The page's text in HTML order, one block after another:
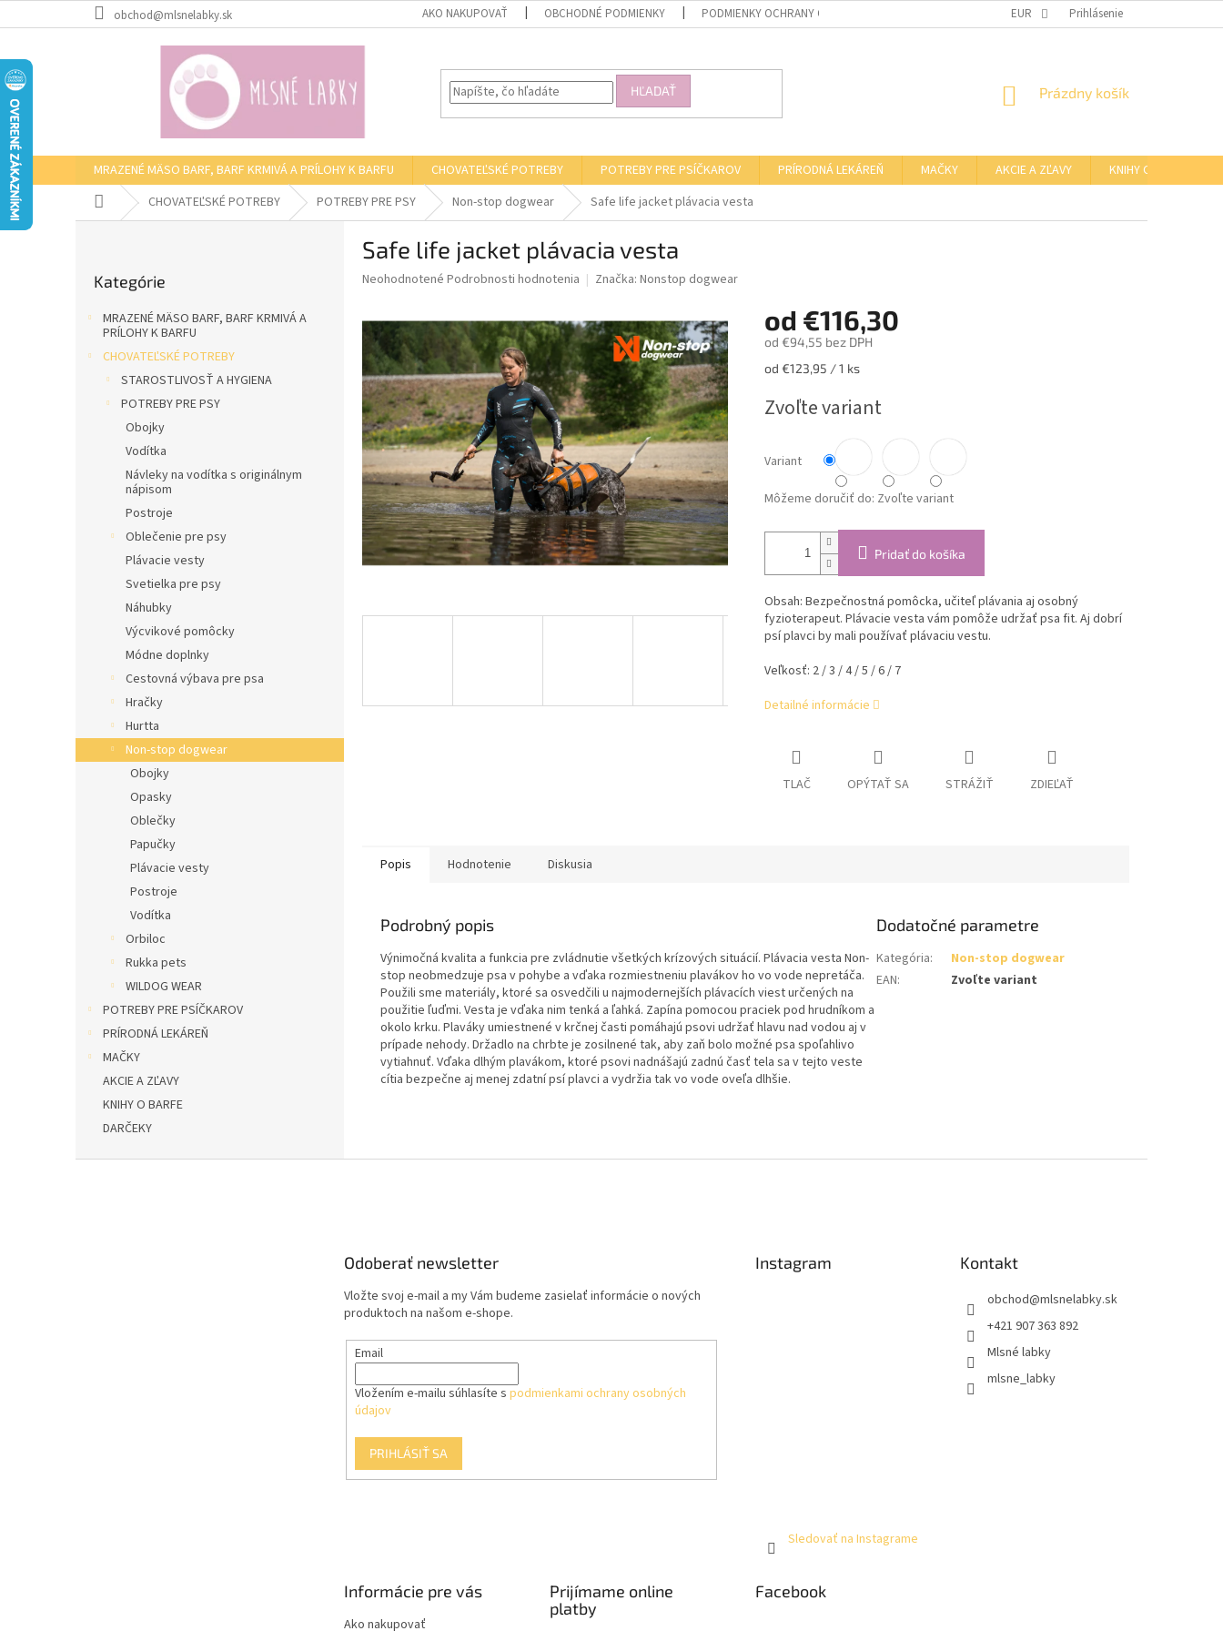
na
obchod@mlsnelabky.sk AKO NAKUPOVAŤ OBCHODNÉ PODMIENKY PODMIENKY OCHRANY OSOBNÝCH ÚDAJOV OTVÁRACIE HODINY KAMENNEJ PREDAJNE
EUR Prihlásenie
HĽADAŤ
NÁKUPNÝ
Prázdny košík
MRAZENÉ MÄSO BARF, BARF KRMIVÁ A PRÍLOHY K BARFU CHOVATEĽSKÉ POTREBY POTREBY PRE PSÍČKAROV PRÍRODNÁ LEKÁREŇ MAČKY AKCIE A ZĽAVY
KNIHY O BARFE
Domov CHOVATEĽSKÉ POTREBY POTREBY PRE PSY Non-stop dogwear Safe life jacket plávacia vesta
kategórie
Kategórie
MRAZENÉ MÄSO BARF, BARF KRMIVÁ A
PRÍLOHY K BARFU
CHOVATEĽSKÉ POTREBY
STAROSTLIVOSŤ A HYGIENA
POTREBY PRE PSY
Obojky
Vodítka
Návleky na vodítka s originálnym
nápisom
Postroje
Oblečenie pre psy
Plávacie vesty
Svetielka pre psy
Náhubky
Výcvikové pomôcky
Módne doplnky
Cestovná výbava pre psa
Hračky
Hurtta
Non-stop dogwear
Obojky
Opasky
Oblečky
Papučky
Plávacie vesty
Postroje
Vodítka
Orbiloc
Rukka pets
WILDOG WEAR
POTREBY PRE PSÍČKAROV
PRÍRODNÁ LEKÁREŇ
MAČKY
AKCIE A ZĽAVY
KNIHY O BARFE
DARČEKY
Safe life jacket plávacia vesta
Priemerné
je
z
5
hviezdičiek.
Neohodnotené Podrobnosti hodnotenia Značka: Nonstop dogwear
od €116,30
od €94,55 bez DPH
Jednotková
od €123,95 / 1 ks
Zvoľte variant
Variant
Môžeme doručiť do: Zvoľte variant
Pridať do košíka
Obsah: Bezpečnostná pomôcka, učiteľ plávania aj osobný
fyzioterapeut. Plávacie vesta vám pomôže udržať psa fit. Aj dobrí
psí plavci by mali používať plávaciu vestu.
Veľkosť: 2 / 3 / 4 / 5 / 6 / 7
Detailné informácie
TLAČ OPÝTAŤ SA STRÁŽIŤ ZDIEĽAŤ
Popis Hodnotenie Diskusia
Podrobný popis
Výnimočná kvalita a funkcia pre zvládnutie všetkých krízových situácií. Plávacia vesta Non-
stop neobmedzuje psa v pohybe a vďaka rozmiestneniu plavákov ho vo vode nepretáča.
Použili sme materiály, ktoré sa osvedčili u najmodernejších plávacích viest určených na
použitie ľuďmi. Vesta je vďaka nim tenká a ľahká. Zapína pomocou praciek pod hrudníkom a
okolo krku. Plaváky umiestnené v krčnej časti pomáhajú psovi udržať hlavu nad vodou aj v
prípade nehody. Držadlo na chrbte je zosilnené tak, aby zaň bolo možné psa spoľahlivo
vytiahnuť. Vďaka dlhým plavákom, ktoré psovi nadnášajú zadnú časť tela sa v tejto veste
cítia bezpečne aj menej zdatní psí plavci a vydržia tak vo vode oveľa dlhšie.
Dodatočné parametre
Kategória:
Non-stop dogwear
EAN: Zvoľte variant
Odoberať newsletter
Vložte svoj e-mail a my Vám budeme zasielať informácie o nových
produktoch na našom e-shope.
Email
Vložením e-mailu súhlasíte s podmienkami ochrany osobných
údajov
PRIHLÁSIŤ SA
Instagram
Sledovať na Instagrame
Kontakt
obchod@mlsnelabky.sk
+421 907 363 892
Mlsné labky
mlsne_labky
Informácie pre vás
Ako nakupovať
Prijímame online
platby
Facebook